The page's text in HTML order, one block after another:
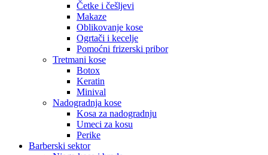
Četke i češljevi
Makaze
Oblikovanje kose
Ogrtači i kecelje
Pomoćni frizerski pribor
Tretmani kose
Botox
Keratin
Minival
Nadogradnja kose
Kosa za nadogradnju
Umeci za kosu
Perike
Barberski sektor